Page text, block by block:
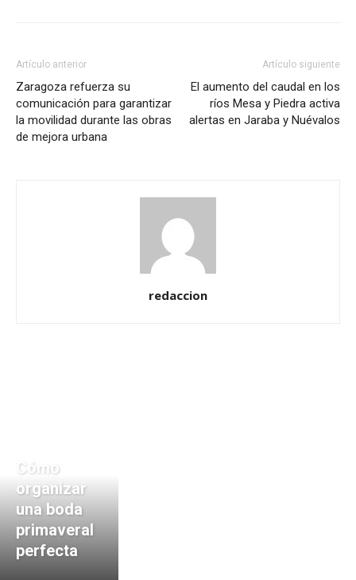
Artículo anterior
Zaragoza refuerza su
comunicación para garantizar
la movilidad durante las obras
de mejora urbana
Artículo siguiente
El aumento del caudal en los
ríos Mesa y Piedra activa
alertas en Jaraba y Nuévalos
redaccion
Cómo
organizar
una boda
primaveral
perfecta